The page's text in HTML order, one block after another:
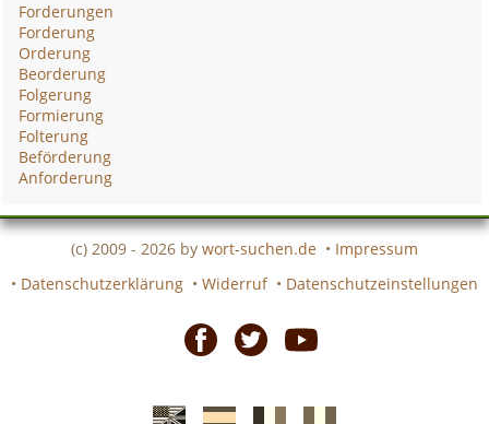
Forderungen
Forderung
Orderung
Beorderung
Folgerung
Formierung
Folterung
Beförderung
Anforderung
(c) 2009 - 2026 by wort-suchen.de • Impressum
• Datenschutzerklärung • Widerruf • Datenschutzeinstellungen